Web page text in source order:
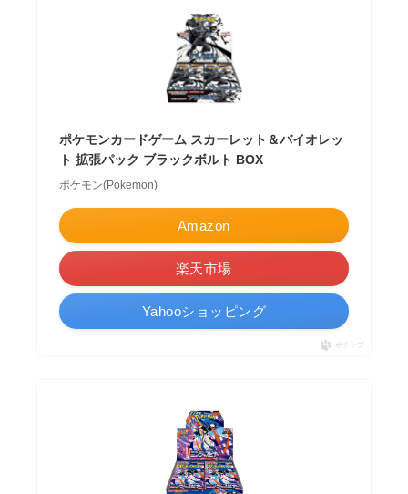
ポケモンカードゲーム スカーレット＆バイオレッ
ト 拡張パック ブラックボルト BOX
ポケモン(Pokemon)
Amazon
楽天市場
Yahooショッピング
ポチップ